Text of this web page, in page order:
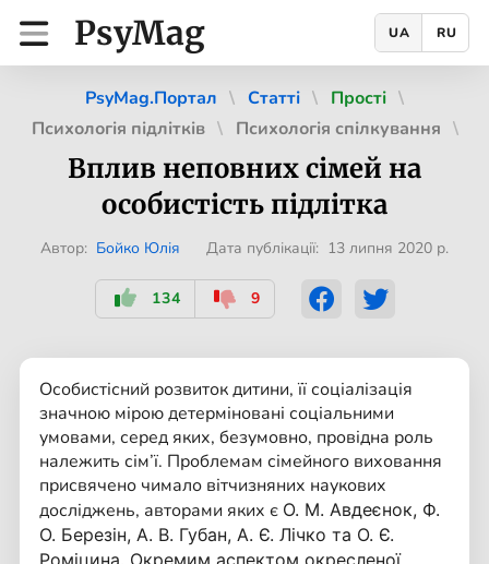
PsyMag UA RU
PsyMag.Портал Статті
Прості
Психологія підлітків
Психологія спілкування
Вплив неповних сімей на
особистість підлітка
Автор: Бойко Юлія Дата публікації: 13 липня 2020 р.
134 9
Особистісний розвиток дитини, її соціалізація
значною мірою детерміновані соціальними
умовами, серед яких, безумовно, провідна роль
належить сім’ї. Проблемам сімейного виховання
присвячено чимало вітчизняних наукових
досліджень, авторами яких є О. М. Авдеєнок, Ф.
О. Березін, А. В. Губан, А. Є. Лічко та О. Є.
Роміцина. Окремим аспектом окресленої